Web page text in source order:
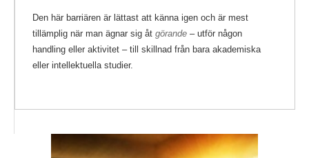
Den här barriären är lättast att känna igen och är mest
tillämplig när man ägnar sig åt görande – utför någon
handling eller aktivitet – till skillnad från bara akademiska
eller intellektuella studier.